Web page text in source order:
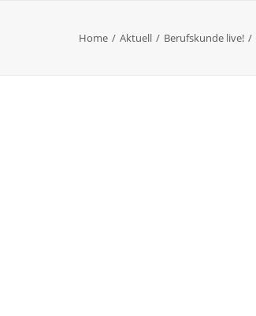
Home Aktuell Berufskunde live!